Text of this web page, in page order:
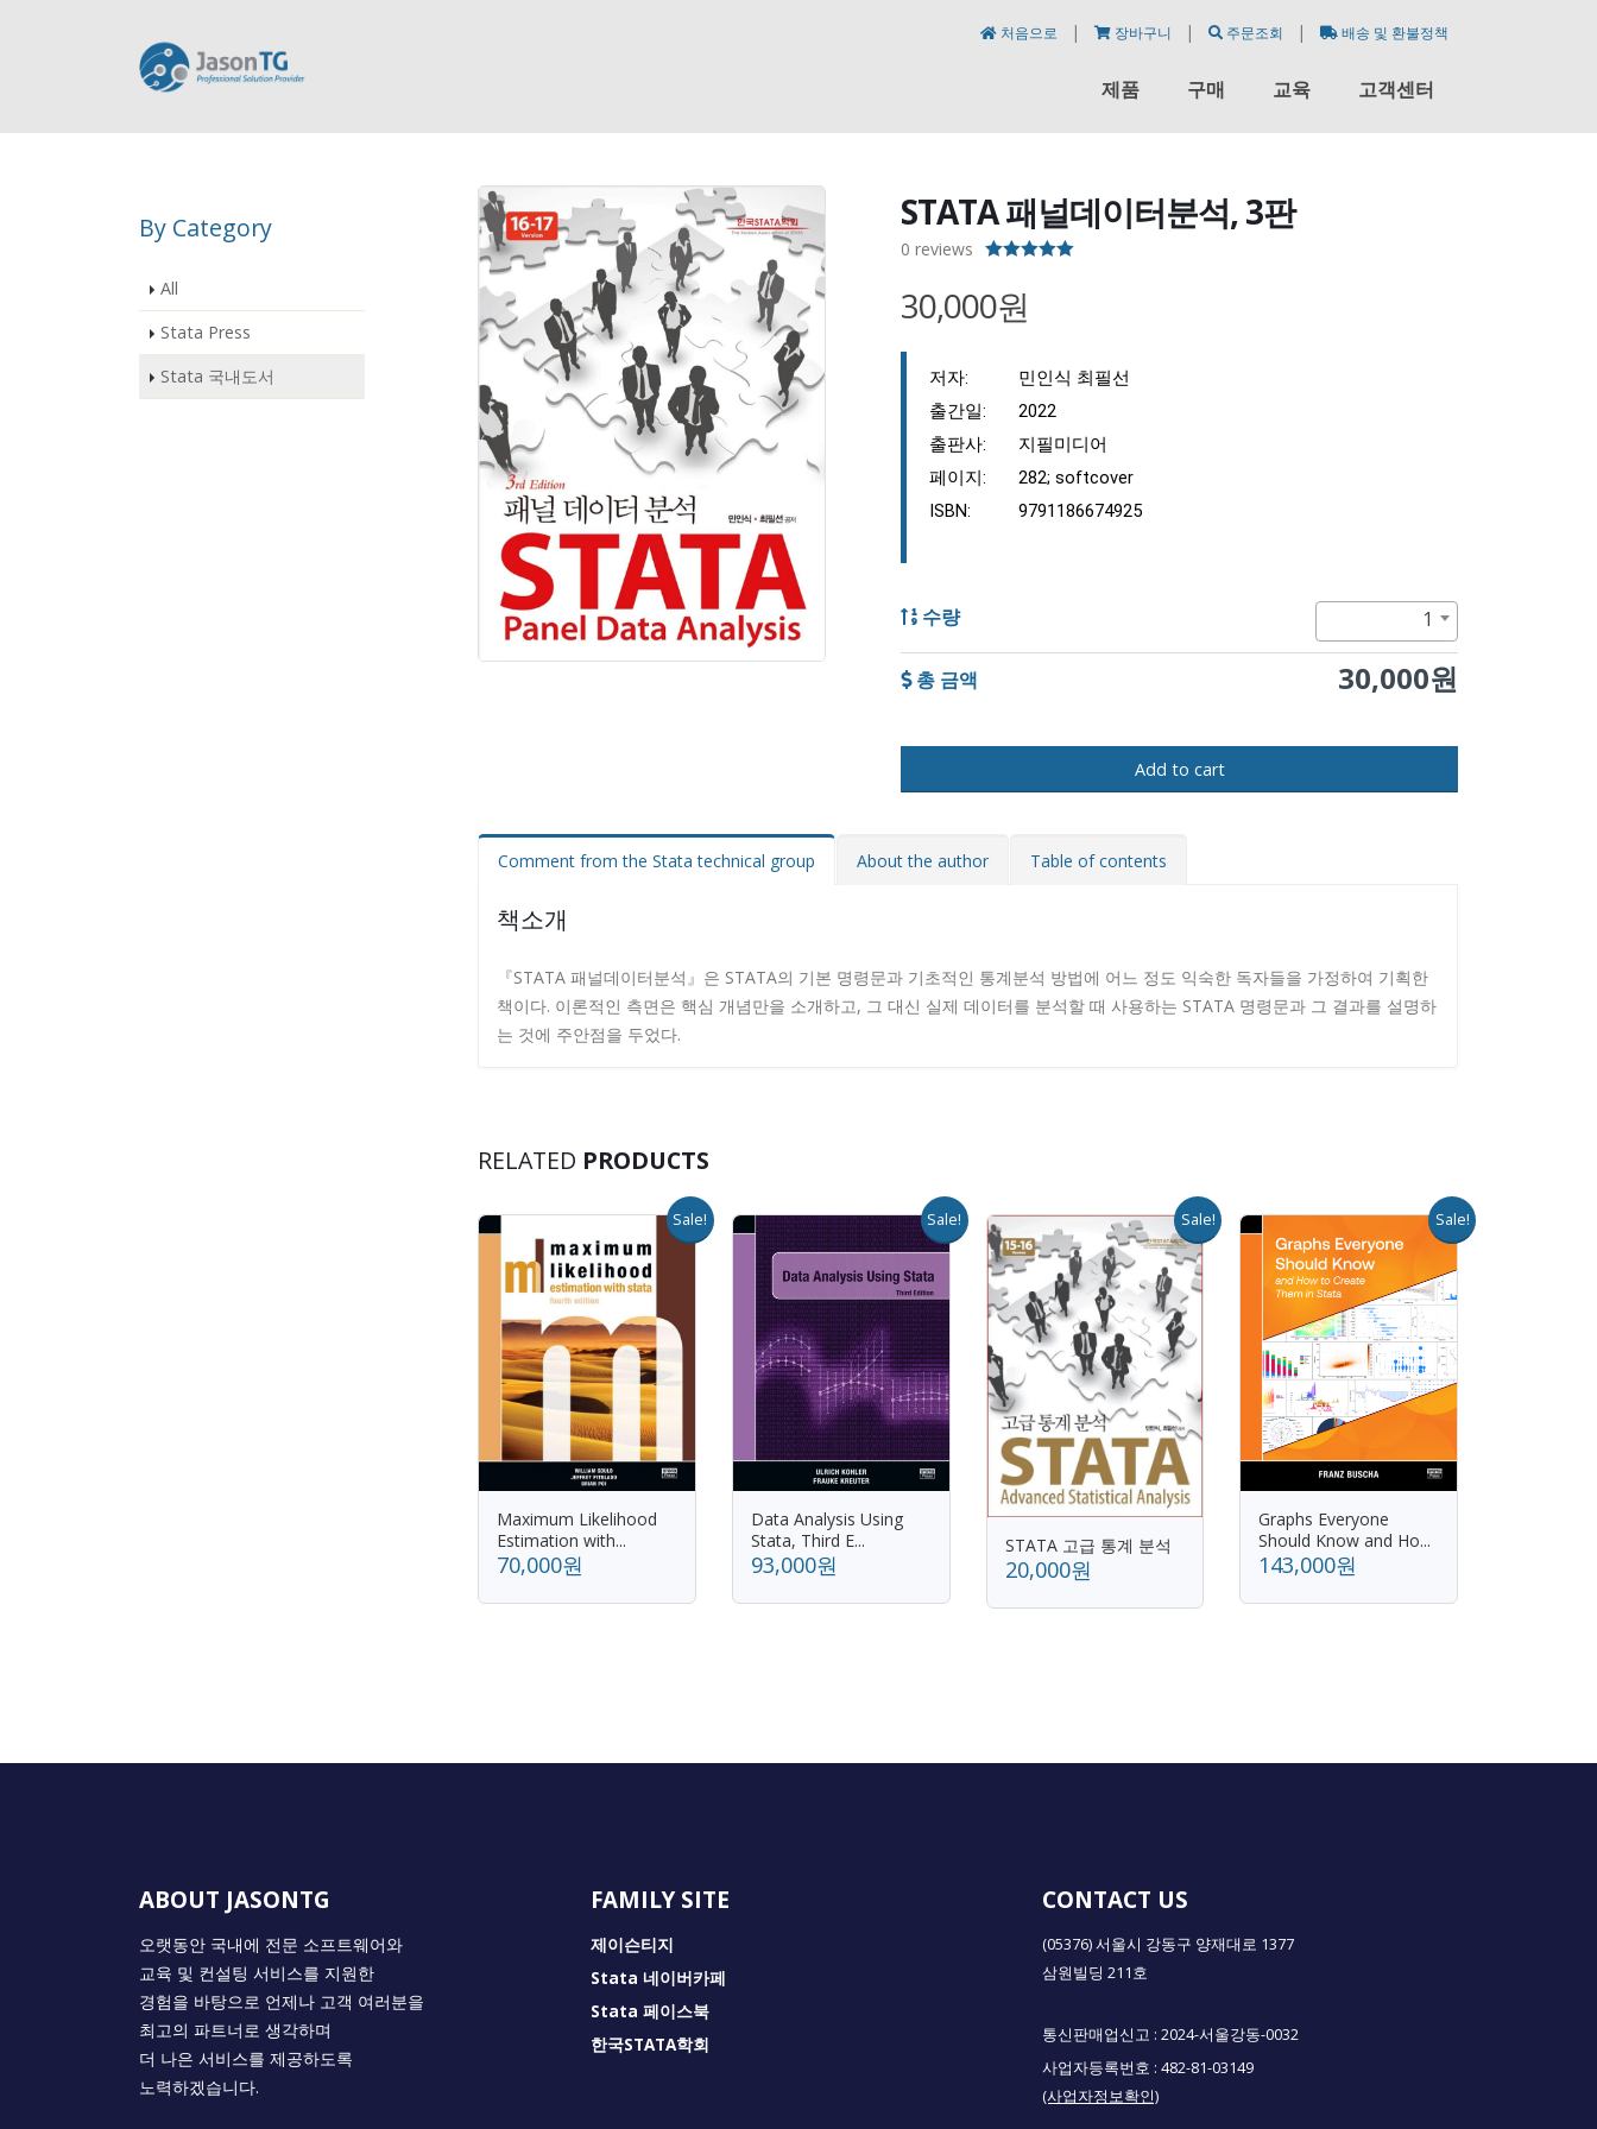
처음으로 | 장바구니 | 주문조회 | 배송 및 환불정책
제품 구매 교육 고객센터
By Category
All
Stata Press
Stata 국내도서
STATA 패널데이터분석, 3판
0 reviews
30,000원
저자:
민인식 최필선
출간일:
2022
출판사:
지필미디어
페이지:
282; softcover
ISBN:
9791186674925
수량 1
총 금액 30,000원
Add to cart
Comment from the Stata technical group About the author Table of contents
책소개
『STATA 패널데이터분석』은 STATA의 기본 명령문과 기초적인 통계분석 방법에 어느 정도 익숙한 독자들을 가정하여 기획한
책이다. 이론적인 측면은 핵심 개념만을 소개하고, 그 대신 실제 데이터를 분석할 때 사용하는 STATA 명령문과 그 결과를 설명하
는 것에 주안점을 두었다.
RELATED PRODUCTS
Sale!
Maximum Likelihood
Estimation with...
70,000원
Sale!
Data Analysis Using
Stata, Third E...
93,000원
Sale!
STATA 고급 통계 분석
20,000원
Sale!
Graphs Everyone
Should Know and Ho...
143,000원
ABOUT JASONTG
오랫동안 국내에 전문 소프트웨어와
교육 및 컨설팅 서비스를 지원한
경험을 바탕으로 언제나 고객 여러분을
최고의 파트너로 생각하며
더 나은 서비스를 제공하도록
노력하겠습니다.
FAMILY SITE
제이슨티지
Stata 네이버카페
Stata 페이스북
한국STATA학회
CONTACT US
(05376) 서울시 강동구 양재대로 1377
삼원빌딩 211호
통신판매업신고 : 2024-서울강동-0032
사업자등록번호 : 482-81-03149
(사업자정보확인)